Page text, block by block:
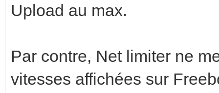
Upload au max.
Par contre, Net limiter ne
vitesses affichées sur